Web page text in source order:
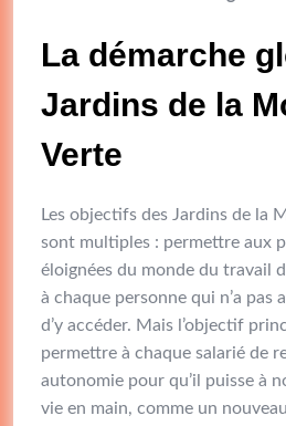
La démarche
Jardins de la
Verte
Les objectifs des Jardins de la
sont multiples : permettre aux
éloignées du monde du travail
à chaque personne qui n’a pas
d’y accéder. Mais l’objectif
permettre à chaque salarié de
autonomie pour qu’il puisse à
vie en main, comme un